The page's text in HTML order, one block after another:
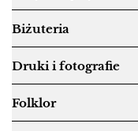
Biżuteria
Druki i fotografie
Folklor